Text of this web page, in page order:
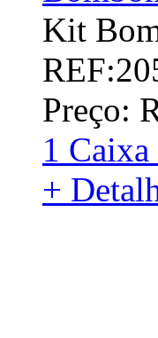
Kit
Preço:
1
+